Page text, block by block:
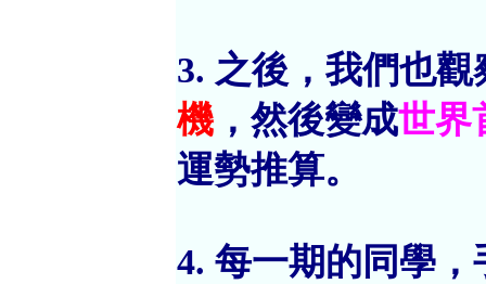
3. 之後，我們也
機 ，然後變成世界
運勢推算。
4. 每一期的同學